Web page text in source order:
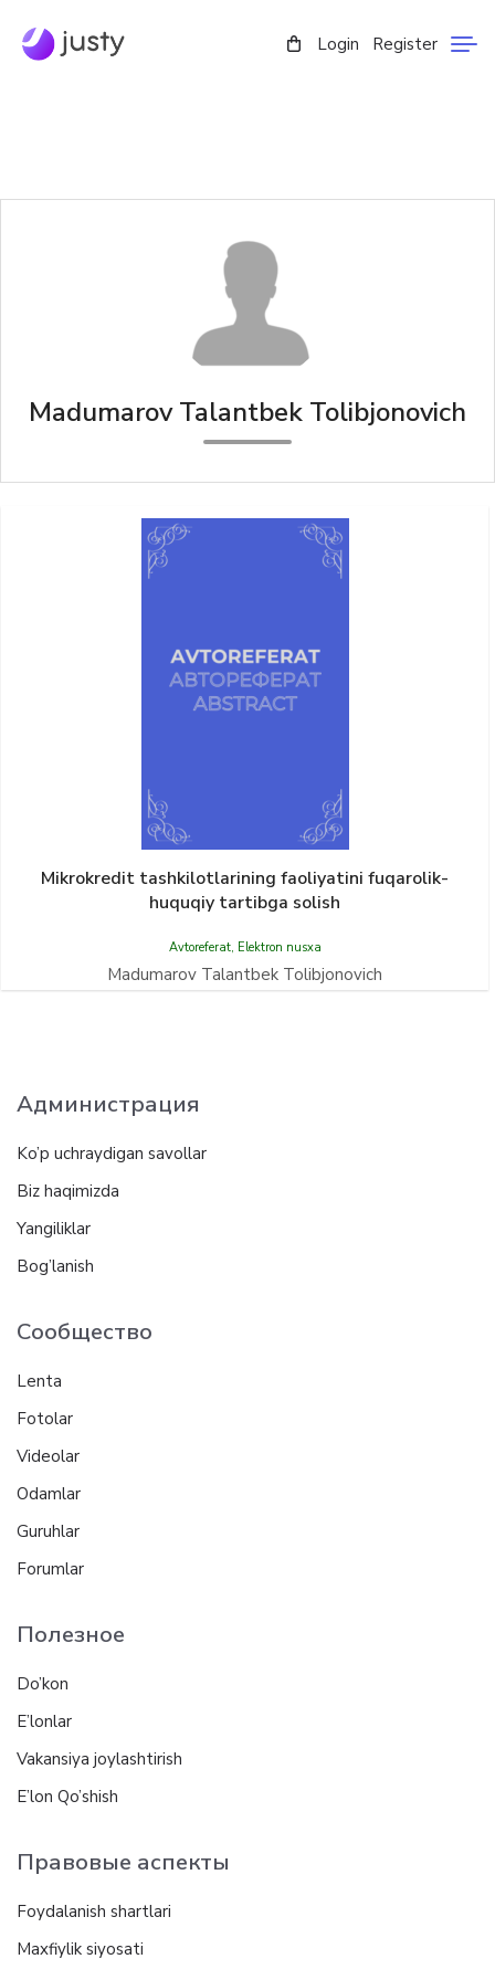
Login Register
Madumarov Talantbek Tolibjonovich
Mikrokredit tashkilotlarining faoliyatini fuqarolik-
huquqiy tartibga solish
Avtoreferat, Elektron nusxa
Madumarov Talantbek Tolibjonovich
Администрация
Ko’p uchraydigan savollar
Biz haqimizda
Yangiliklar
Bog’lanish
Сообщество
Lenta
Fotolar
Videolar
Odamlar
Guruhlar
Forumlar
Полезное
Do’kon
E’lonlar
Vakansiya joylashtirish
E’lon Qo’shish
Правовые аспекты
Foydalanish shartlari
Maxfiylik siyosati